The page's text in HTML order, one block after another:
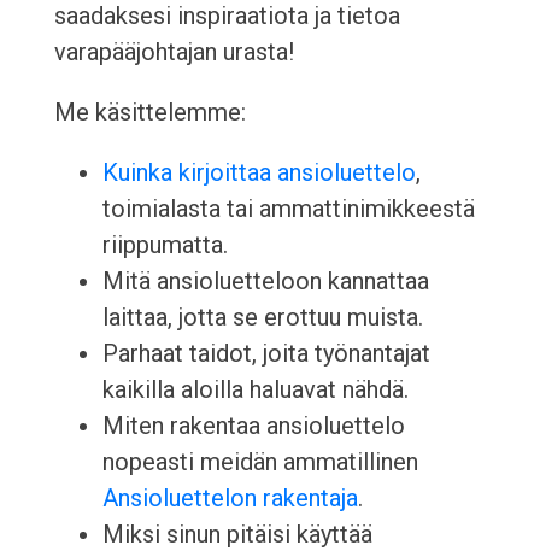
saadaksesi inspiraatiota ja tietoa
varapääjohtajan urasta!
Me käsittelemme:
Kuinka kirjoittaa ansioluettelo,
toimialasta tai ammattinimikkeestä
riippumatta.
Mitä ansioluetteloon kannattaa
laittaa, jotta se erottuu muista.
Parhaat taidot, joita työnantajat
kaikilla aloilla haluavat nähdä.
Miten rakentaa ansioluettelo
nopeasti meidän ammatillinen
Ansioluettelon rakentaja.
Miksi sinun pitäisi käyttää